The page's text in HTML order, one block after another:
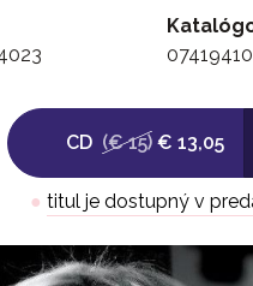
basů (Mister Bass Man)
štěstí
nadějí
rozloučenou
CD (€ 15) € 13,05
● titul je dostupný v